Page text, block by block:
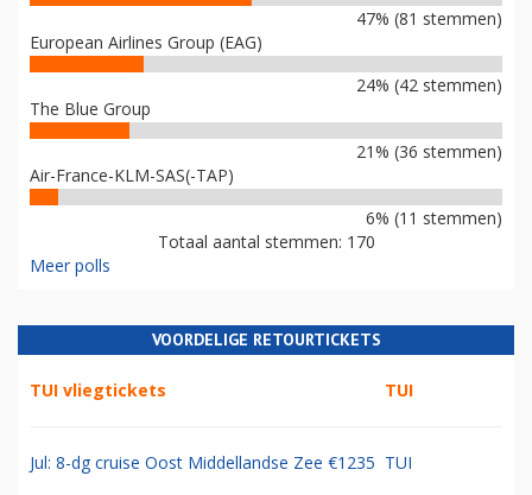
47% (81 stemmen)
European Airlines Group (EAG)
24% (42 stemmen)
The Blue Group
21% (36 stemmen)
Air-France-KLM-SAS(-TAP)
6% (11 stemmen)
Totaal aantal stemmen: 170
Meer polls
VOORDELIGE RETOURTICKETS
TUI vliegtickets TUI
Jul: 8-dg cruise Oost Middellandse Zee €1235 TUI